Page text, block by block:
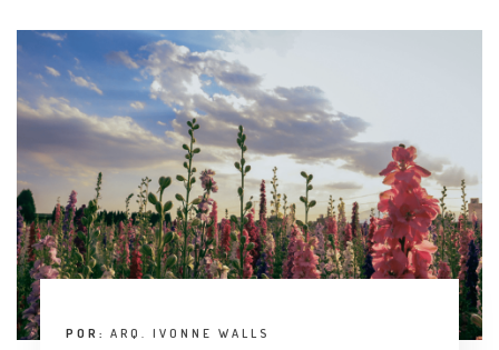
POR: ARQ. IVONNE WALLS